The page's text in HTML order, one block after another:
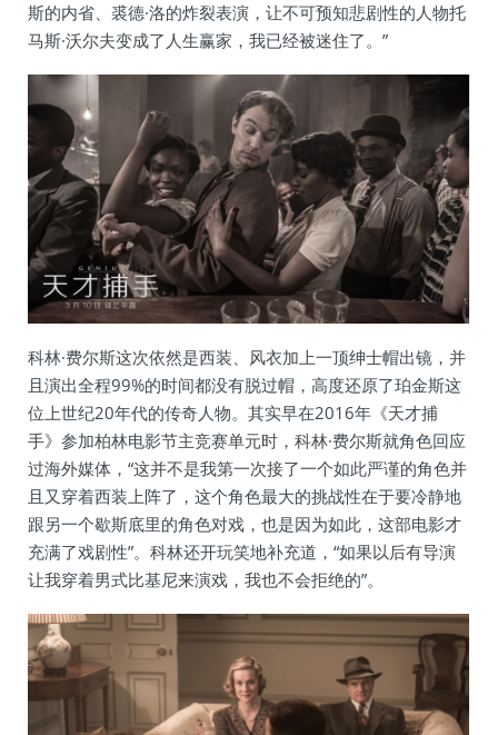
斯的内省、裘德·洛的炸裂表演，让不可预知悲剧性的人物托
马斯·沃尔夫变成了人生赢家，我已经被迷住了。”
科林·费尔斯这次依然是西装、风衣加上一顶绅士帽出镜，并
且演出全程99%的时间都没有脱过帽，高度还原了珀金斯这
位上世纪20年代的传奇人物。其实早在2016年《天才捕
手》参加柏林电影节主竞赛单元时，科林·费尔斯就角色回应
过海外媒体，“这并不是我第一次接了一个如此严谨的角色并
且又穿着西装上阵了，这个角色最大的挑战性在于要冷静地
跟另一个歇斯底里的角色对戏，也是因为如此，这部电影才
充满了戏剧性”。科林还开玩笑地补充道，“如果以后有导演
让我穿着男式比基尼来演戏，我也不会拒绝的”。